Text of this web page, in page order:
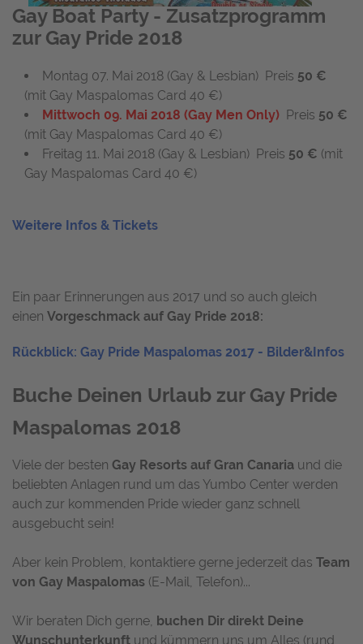
Gay Boat Party - Zusatzprogramm
zur Gay Pride 2018
Montag 07. Mai 2018 (Gay & Lesbian) Preis 50 €
(mit Gay Maspalomas Card 40 €)
Mittwoch 09. Mai 2018 (Gay Men Only) Preis 50 €
(mit Gay Maspalomas Card 40 €)
Freitag 11. Mai 2018 (Gay & Lesbian) Preis 50 € (mit
Gay Maspalomas Card 40 €)
Weitere Infos & Tickets
Ein paar Erinnerungen aus 2017 und so auch gleich
einen Vorgeschmack auf Gay Pride 2018:
Rückblick: Gay Pride Maspalomas 2017 - Bilder&Infos
Buche Deinen Urlaub zur Gay Pride
Maspalomas 2018
Viele der besten Gay Resorts auf Gran Canaria und die
beliebten Anlagen rund um das Yumbo Center werden
auch zur kommenden Pride wieder ganz schnell
ausgebucht sein!
Aber kein Problem, kontaktiere gerne jederzeit das Team
von Gay Maspalomas (E-Mail, Telefon)...
Wir beraten Dich gerne, buchen Dir direkt Deine
Wunschunterkunft und kümmern uns um Alles (rund